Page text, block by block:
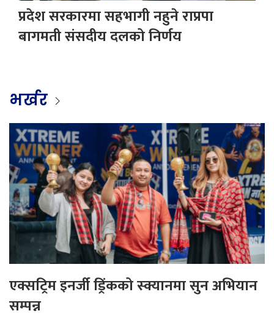
प्रदेश सरकारमा सहभागी नहुने राप्रपा
बागमती संसदीय दलको निर्णय
भर्खर
एक्सट्रिम इनर्जी ड्रिंकको स्क्यानमा सुन अभियान
सम्पन्न